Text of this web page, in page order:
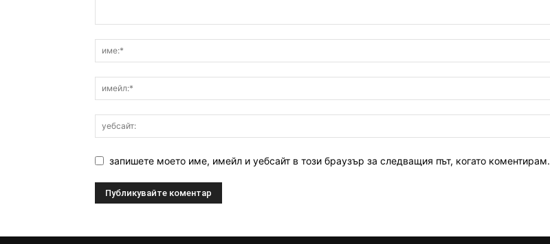
запишете моето име, имейл и уебсайт в този браузър за следващия път, когато коментирам.